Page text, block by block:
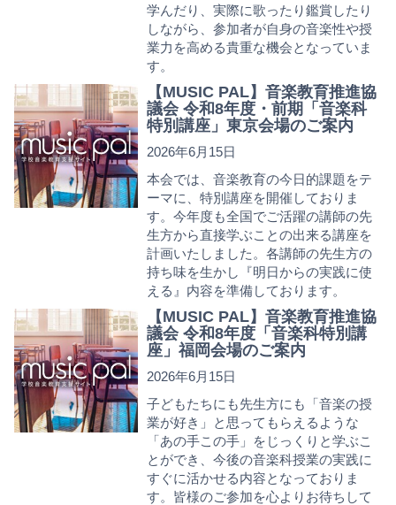
学んだり、実際に歌ったり鑑賞したり
しながら、参加者が自身の音楽性や授
業力を高める貴重な機会となっていま
す。
【MUSIC PAL】音楽教育推進協
議会 令和8年度・前期「音楽科
特別講座」東京会場のご案内
2026年6月15日
本会では、音楽教育の今日的課題をテ
ーマに、特別講座を開催しておりま
す。今年度も全国でご活躍の講師の先
生方から直接学ぶことの出来る講座を
計画いたしました。各講師の先生方の
持ち味を生かし『明日からの実践に使
える』内容を準備しております。
【MUSIC PAL】音楽教育推進協
議会 令和8年度「音楽科特別講
座」福岡会場のご案内
2026年6月15日
子どもたちにも先生方にも「音楽の授
業が好き」と思ってもらえるような
「あの手この手」をじっくりと学ぶこ
とができ、今後の音楽科授業の実践に
すぐに活かせる内容となっておりま
す。皆様のご参加を心よりお待ちして